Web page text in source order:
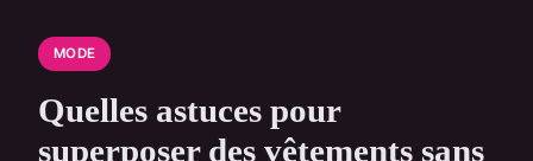
MODE
Quelles astuces pour
superposer des vêtements sans